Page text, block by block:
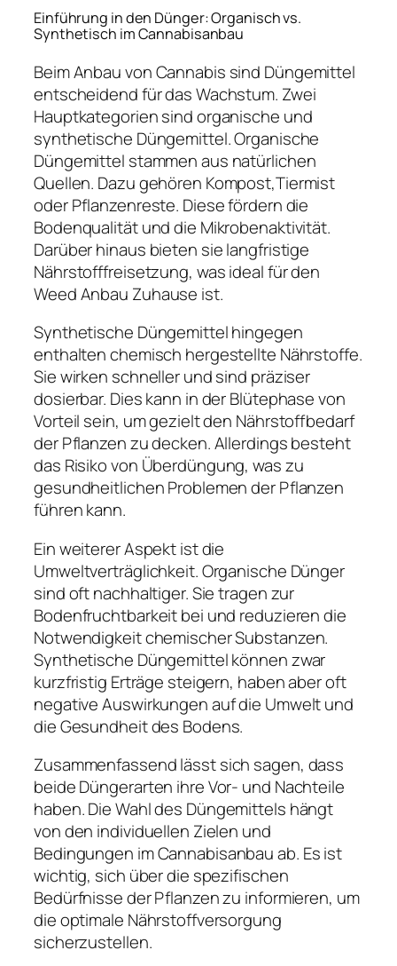
Einführung in den Dünger: Organisch vs.
Synthetisch im Cannabisanbau
Beim Anbau von Cannabis sind Düngemittel
entscheidend für das Wachstum. Zwei
Hauptkategorien sind organische und
synthetische Düngemittel. Organische
Düngemittel stammen aus natürlichen
Quellen. Dazu gehören Kompost,Tiermist
oder Pflanzenreste. Diese fördern die
Bodenqualität und die Mikrobenaktivität.
Darüber hinaus bieten sie langfristige
Nährstofffreisetzung, was ideal für den
Weed Anbau Zuhause ist.
Synthetische Düngemittel hingegen
enthalten chemisch hergestellte Nährstoffe.
Sie wirken schneller und sind präziser
dosierbar. Dies kann in der Blütephase von
Vorteil sein, um gezielt den Nährstoffbedarf
der Pflanzen zu decken. Allerdings besteht
das Risiko von Überdüngung, was zu
gesundheitlichen Problemen der Pflanzen
führen kann.
Ein weiterer Aspekt ist die
Umweltverträglichkeit. Organische Dünger
sind oft nachhaltiger. Sie tragen zur
Bodenfruchtbarkeit bei und reduzieren die
Notwendigkeit chemischer Substanzen.
Synthetische Düngemittel können zwar
kurzfristig Erträge steigern, haben aber oft
negative Auswirkungen auf die Umwelt und
die Gesundheit des Bodens.
Zusammenfassend lässt sich sagen, dass
beide Düngerarten ihre Vor- und Nachteile
haben. Die Wahl des Düngemittels hängt
von den individuellen Zielen und
Bedingungen im Cannabisanbau ab. Es ist
wichtig, sich über die spezifischen
Bedürfnisse der Pflanzen zu informieren, um
die optimale Nährstoffversorgung
sicherzustellen.